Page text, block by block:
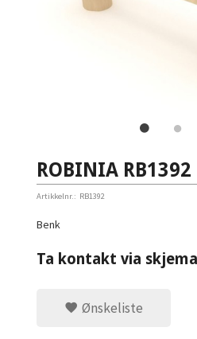
ROBINIA
Artikkelnr.: RB1392
Benk
Ta kontakt via
Ønskeliste